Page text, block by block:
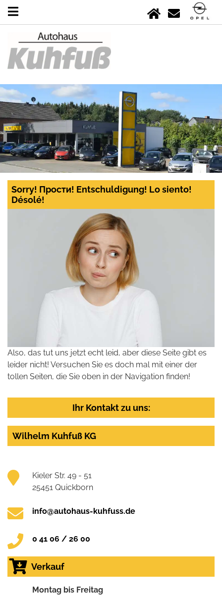
Sorry! Прости! Entschuldigung! Lo siento!
Désolé!
Also, das tut uns jetzt echt leid, aber diese Seite gibt es
leider nicht! Versuchen Sie es doch mal mit einer der
tollen Seiten, die Sie oben in der Navigation finden!
Ihr Kontakt zu uns:
Wilhelm Kuhfuß KG
Kieler Str. 49 - 51
25451 Quickborn
info@autohaus-kuhfuss.de
0 41 06 / 26 00
Verkauf
Montag bis Freitag